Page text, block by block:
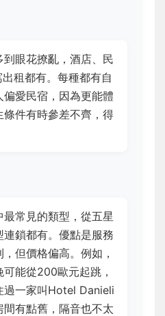
眼花撩亂，酒店、民
租都有。每種都有自
愛民宿，因為更能體
件有時參差不齊，得
常見的類型，從五星
鎖都有。優點是服務
但價格偏高。例如，
能從200歐元起跳，
過一家叫Hotel Danieli
有點舊，隔音也不太